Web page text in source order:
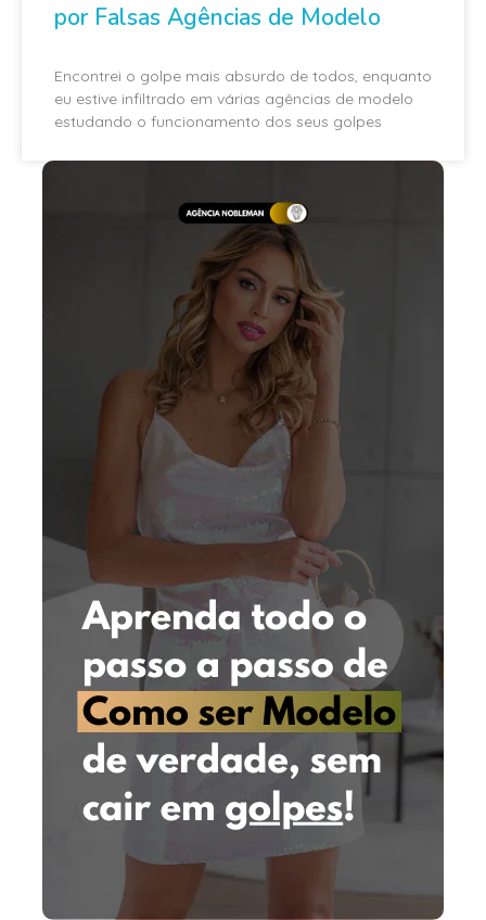
por Falsas Agências de Modelo
Encontrei o golpe mais absurdo de todos, enquanto
eu estive infiltrado em várias agências de modelo
estudando o funcionamento dos seus golpes